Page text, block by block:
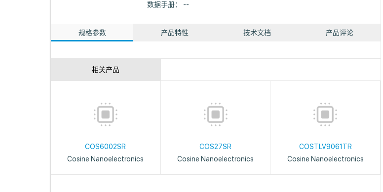
数据手册： --
规格参数 产品特性 技术文档 产品评论
相关产品
COS6002SR
Cosine Nanoelectronics
COS27SR
Cosine Nanoelectronics
COSTLV9061TR
Cosine Nanoelectronics